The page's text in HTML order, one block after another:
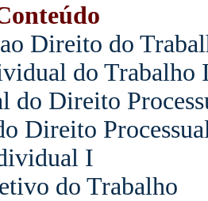
Direito do
do Trabalho
do Direito
Direito
I
do Trabalho